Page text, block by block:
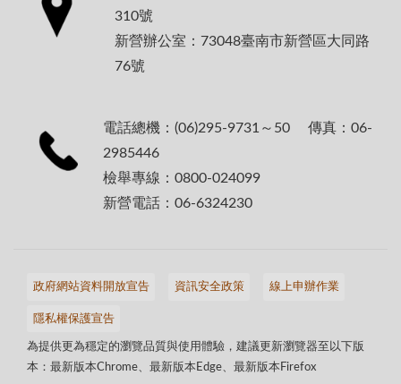
310號
新營辦公室：73048臺南市新營區大同路
76號
電話總機：(06)295-9731～50 傳真：06-
2985446
檢舉專線：0800-024099
新營電話：06-6324230
政府網站資料開放宣告 資訊安全政策 線上申辦作業
隱私權保護宣告
為提供更為穩定的瀏覽品質與使用體驗，建議更新瀏覽器至以下版
本：最新版本Chrome、最新版本Edge、最新版本Firefox